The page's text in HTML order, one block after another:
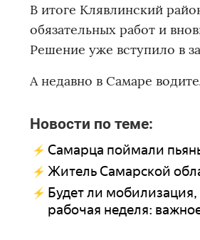
В итоге Клявлинский
обязательных работ и
Решение уже вступило в
А недавно в Самаре
Новости по теме:
Самарца поймали
Житель Самарской
Будет ли
рабочая неделя: